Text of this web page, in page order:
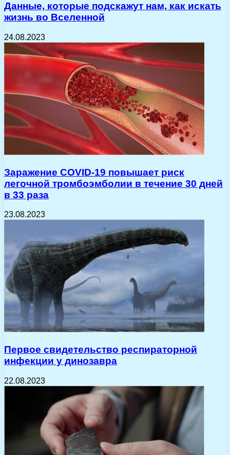
Данные, которые подскажут нам, как искать
жизнь во Вселенной
24.08.2023
Заражение COVID-19 повышает риск
легочной тромбоэмболии в течение 30 дней
в 33 раза
23.08.2023
Первое свидетельство респираторной
инфекции у динозавра
22.08.2023